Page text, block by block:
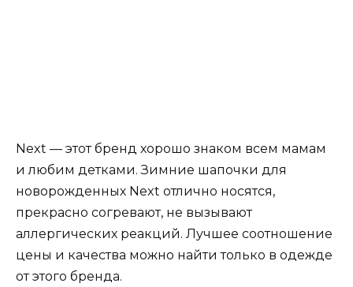
Next — этот бренд хорошо знаком всем мамам
и любим детками. Зимние шапочки для
новорожденных Next отлично носятся,
прекрасно согревают, не вызывают
аллергических реакций. Лучшее соотношение
цены и качества можно найти только в одежде
от этого бренда.